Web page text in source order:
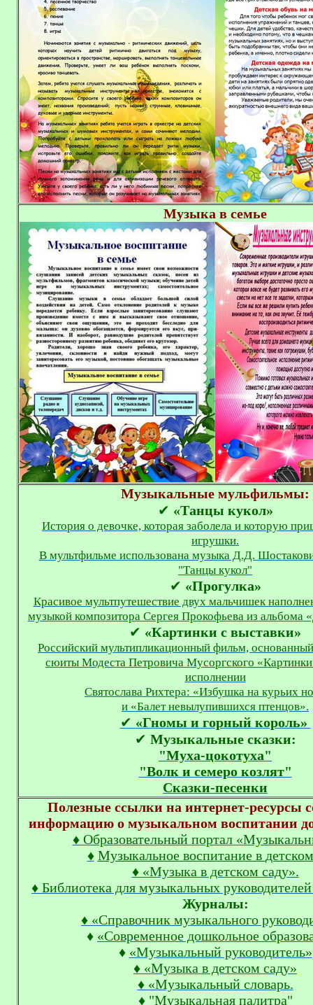
Музыка в семье
Музыкальные мульфильмы:
✔ «Танцы кукол»
История о девочке, которая заболела и которую
игрушки.
В мультфильме использована музыка Д.Д.
"Танцы кукол"
✔ «Прогулка»
Красивое мультпутешествие двух мальчишек
музыкой композитора Сергея Прокофьева из альбома
✔ «Картинки с выставки»
Российский мультипликационный фильм,
сюиты Модеста Петровича Мусоргского «Картинки
исполнении
Святослава Рихтера: «Избушка на курьих
и «Балет невылупившихся птенцов».
✔ «Гномы и горный король»
✔ Музыкальные сказки:
"Муха-цокотуха"
"Волк и семеро козлят"
Сказки-песенки
Полезные ссылки на интернет-ресурсы
информацию о музыкальном воспитании
♦ Образовательный портал
♦ Музыкальное воспитаниев детском
♦ «Музыка в детском саду».
♦ Библиотека для музыкальных
Журналы:
♦ «Справочник музыкального
♦ «Современное дошкольное
♦ «Музыкальный руководитель»
♦ «Музыка в детском саду»
♦ «Музыкальный словарь.
♦ "Музыкальная палитра"